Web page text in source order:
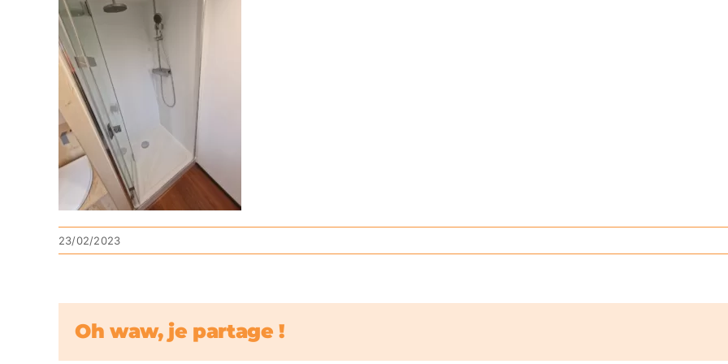
23/02/2023
Oh waw, je partage !